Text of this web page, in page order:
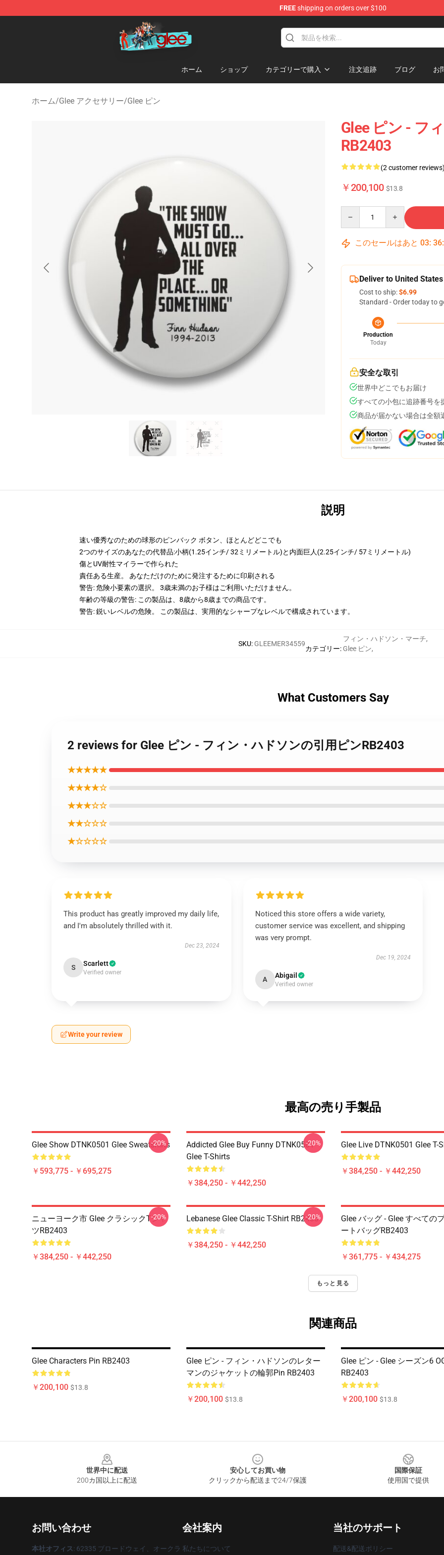
FREEshipping on orders over $100
Glee Store - Official Glee Merchandise Shop
ホーム ショップ カテゴリーで購入 注文追跡 ブログ お
ホーム/Glee アクセサリー/Glee ピン
Glee ピン - フ
RB2403
(2 customer reviews)
￥200,100 $13.8
このセールはあと 03: 36:
Deliver to United States
Cost to ship:$6.99
Standard - Order today to
Production
Today
安全な取引
世界中どこでもお届け
すべての小包に追跡番号を
商品が届かない場合は全額
説明
速い優秀なのための球形のピンバック ボタン、ほとんどどこでも
2つのサイズのあなたの代替品:小柄(1.25インチ/ 32ミリメートル)と内面巨人(2.25インチ/ 57ミリメートル)
傷とUV耐性マイラーで作られた
責任ある生産。 あなただけのために発注するために印刷される
警告: 危険小要素の選択。 3歳未満のお子様はご利用いただけません。
年齢の等級の警告: この製品は、8歳から8歳までの商品です。
警告: 鋭いレベルの危険。 この製品は、実用的なシャープなレベルで構成されています。
SKU: GLEEMER34559
カテゴリー:
フィン・ハドソン・マーチ,
Glee ピン,
What Customers Say
2 reviews for Glee ピン - フィン・ハドソンの引用ピンRB2403
★★★★★
★★★★☆
★★★☆☆
★★☆☆☆
★☆☆☆☆
This product has greatly improved my daily life,
and I'm absolutely thrilled with it.
Dec 23, 2024
S Scarlett
Verified owner
Noticed this store offers a wide variety,
customer service was excellent, and shipping
was very prompt.
Dec 19, 2024
A Abigail
Verified owner
Write your review
最高の売り手製品
Glee Show DTNK0501 Glee Sweatshirts
￥593,775 - ￥695,275
-20%
Addicted Glee Buy Funny DTNK0501
Glee T-Shirts
￥384,250 - ￥442,250
-20% Glee Live DTNK0501 Glee T-
￥384,250 - ￥442,250
ニューヨーク市 Glee クラシックTシャ
ツRB2403
￥384,250 - ￥442,250
-20% Lebanese Glee Classic T-Shirt RB2403
￥384,250 - ￥442,250
-20%
Glee バッグ - Glee すべての
ートバッグRB2403
￥361,775 - ￥434,275
もっと見る
関連商品
Glee Characters Pin RB2403
￥200,100 $13.8
Glee ピン - フィン・ハドソンのレター
マンのジャケットの輪郭Pin RB2403
￥200,100 $13.8
Glee ピン - Glee シーズン6
RB2403
￥200,100 $13.8
世界中に配送
200カ国以上に配送
安心してお買い物
クリックから配送まで24/7保護
国際保証
使用国で提供
お問い合わせ
本社オフィス: 62335 ブロードウェイ、オークラ
会社案内
私たちについて
当社のサポート
配送&配送ポリシー